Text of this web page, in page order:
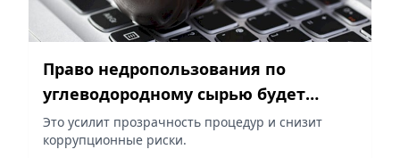
Право недропользования по
углеводородному сырью будет
предоставляться через электронные
аукционы
Это усилит прозрачность процедур и снизит
коррупционные риски.